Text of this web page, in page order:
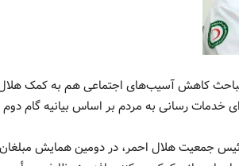
کاهش آسیب‌های اجتماعی هم به کمک
خدمات رسانی به مردم بر اساس بیانیه گام
جمعیت هلال احمر، در دومین همایش